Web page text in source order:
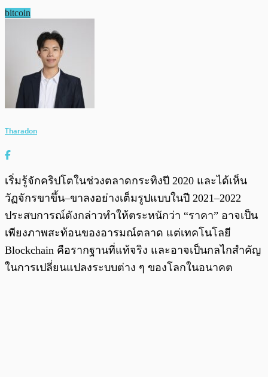
bitcoin
Tharadon
เริ่มรู้จักคริปโตในช่วงตลาดกระทิงปี 2020 และได้เห็น
วัฏจักรขาขึ้น–ขาลงอย่างเต็มรูปแบบในปี 2021–2022
ประสบการณ์ดังกล่าวทำให้ตระหนักว่า “ราคา” อาจเป็น
เพียงภาพสะท้อนของอารมณ์ตลาด แต่เทคโนโลยี
Blockchain คือรากฐานที่แท้จริง และอาจเป็นกลไกสำคัญ
ในการเปลี่ยนแปลงระบบต่าง ๆ ของโลกในอนาคต